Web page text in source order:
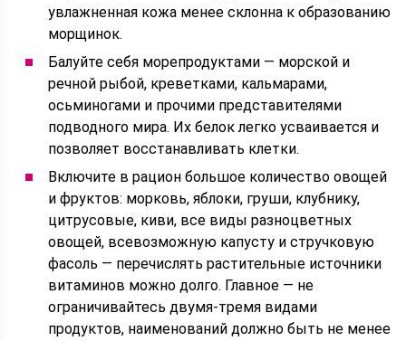
увлажненная кожа менее склонна к образованию
морщинок.
Балуйте себя морепродуктами — морской и
речной рыбой, креветками, кальмарами,
осьминогами и прочими представителями
подводного мира. Их белок легко усваивается и
позволяет восстанавливать клетки.
Включите в рацион большое количество овощей
и фруктов: морковь, яблоки, груши, клубнику,
цитрусовые, киви, все виды разноцветных
овощей, всевозможную капусту и стручковую
фасоль — перечислять растительные источники
витаминов можно долго. Главное — не
ограничивайтесь двумя-тремя видами
продуктов, наименований должно быть не менее